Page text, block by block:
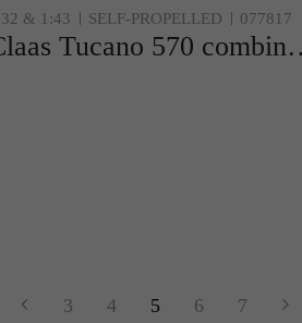
& 1:43 SELF-PROPELLED 077817
Claas Tucano 570
3 4 5 6 7